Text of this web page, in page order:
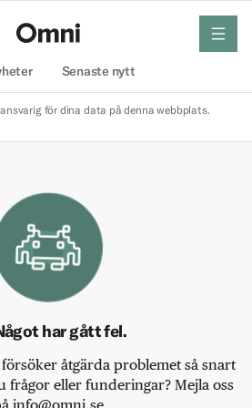
Senaste nytt
meny
för dina data på denna webbplats.
har gått fel.
åtgärda problemet så snart
frågor eller funderingar? Mejla oss